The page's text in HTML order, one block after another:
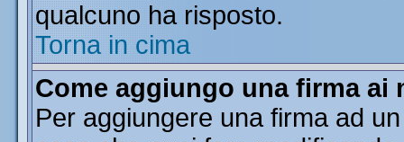
qualcuno ha risposto.
Torna in cima
Come aggiungo una firma ai
Per aggiungere una firma ad